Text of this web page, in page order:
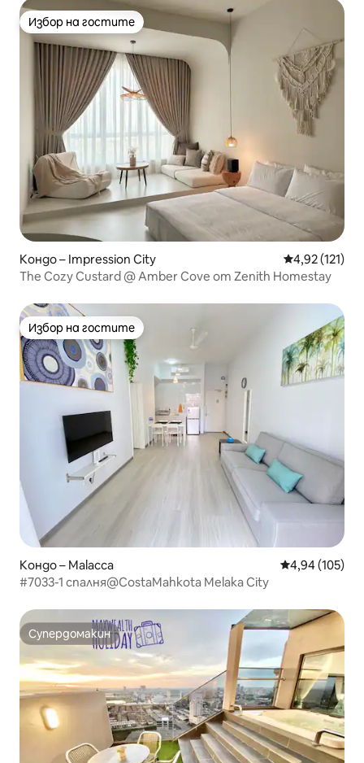
Избор на гостите
Избор на гостите
Кондо – Impression City Средна
4,92 (121)
The Cozy Custard @ Amber Cove от Zenith Homestay
Избор на гостите
Избор на гостите
Кондо – Malacca Средна
4,94 (105)
#7033-1 спалня@CostaMahkota Melaka City
Супердомакин
Супердомакин